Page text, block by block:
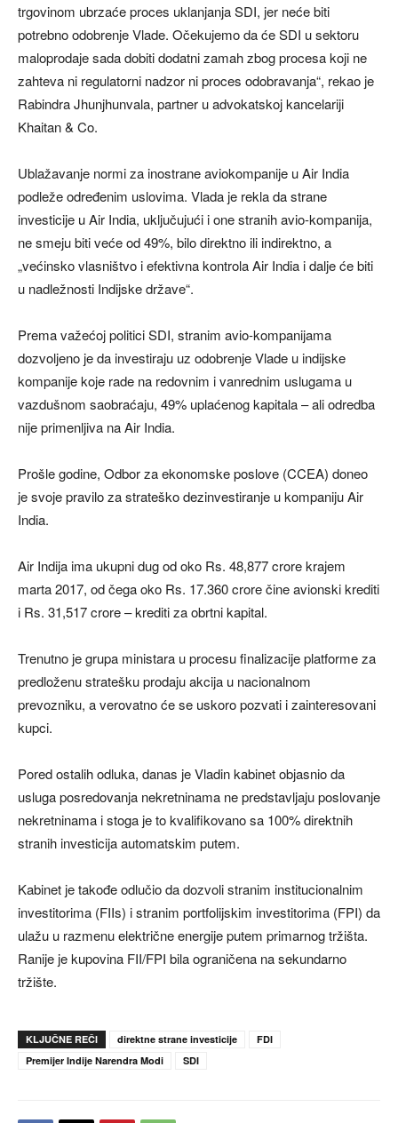
trgovinom ubrzaće proces uklanjanja SDI, jer neće biti
potrebno odobrenje Vlade. Očekujemo da će SDI u sektoru
maloprodaje sada dobiti dodatni zamah zbog procesa koji ne
zahteva ni regulatorni nadzor ni proces odobravanja“, rekao je
Rabindra Jhunjhunvala, partner u advokatskoj kancelariji
Khaitan & Co.
Ublažavanje normi za inostrane aviokompanije u Air India
podleže određenim uslovima. Vlada je rekla da strane
investicije u Air India, uključujući i one stranih avio-kompanija,
ne smeju biti veće od 49%, bilo direktno ili indirektno, a
„većinsko vlasništvo i efektivna kontrola Air India i dalje će biti
u nadležnosti Indijske države“.
Prema važećoj politici SDI, stranim avio-kompanijama
dozvoljeno je da investiraju uz odobrenje Vlade u indijske
kompanije koje rade na redovnim i vanrednim uslugama u
vazdušnom saobraćaju, 49% uplaćenog kapitala – ali odredba
nije primenljiva na Air India.
Prošle godine, Odbor za ekonomske poslove (CCEA) doneo
je svoje pravilo za strateško dezinvestiranje u kompaniju Air
India.
Air Indija ima ukupni dug od oko Rs. 48,877 crore krajem
marta 2017, od čega oko Rs. 17.360 crore čine avionski krediti
i Rs. 31,517 crore – krediti za obrtni kapital.
Trenutno je grupa ministara u procesu finalizacije platforme za
predloženu stratešku prodaju akcija u nacionalnom
prevozniku, a verovatno će se uskoro pozvati i zainteresovani
kupci.
Pored ostalih odluka, danas je Vladin kabinet objasnio da
usluga posredovanja nekretninama ne predstavljaju poslovanje
nekretninama i stoga je to kvalifikovano sa 100% direktnih
stranih investicija automatskim putem.
Kabinet je takođe odlučio da dozvoli stranim institucionalnim
investitorima (FIIs) i stranim portfolijskim investitorima (FPI) da
ulažu u razmenu električne energije putem primarnog tržišta.
Ranije je kupovina FII/FPI bila ograničena na sekundarno
tržište.
KLJUČNE REČI direktne strane investicije
FDI
Premijer Indije Narendra Modi
SDI